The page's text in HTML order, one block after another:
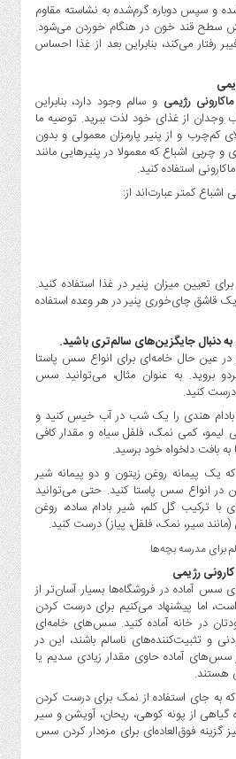
و سپس دوباره گرم‌شده به نشاسته مقاوم
سطح قند خون در هنگام خوردن می‌شود.
رفتار می‌کند، بنابراین بعد از غذا احساس
ماکارونی رژیمی و سالم وجود دارد، بنابراین
وجدان از غذای خود لذت ببرید. توصیه ما
کم‌چرب و از پنیر پارمزان معمولی و بدون
چربی اشباع که معمولا در پنیرهایی مانند
استفاده کنید.
اشباع کمتر عبارت‌اند از:
تعیین میزان پنیر در غذا استفاده کنید.
قاشق چای‌خوری پنیر در هر وعده استفاده
عین حال خامه‌ای برای انواع سس پاستا
بروید. به عنوان مثال، می‌توانید سس
درست کنید.
هندی را یک شب در آب خیس کنید و
لیمو، کمی نمک، فلفل سیاه و مقدار کافی
بافت دلخواه خود برسید.
یک پیمانه روغن زیتون و دو پیمانه شیر
در انواع سس پاستا کنید. حتی می‌توانید
ترکیب گل کلم، شیر بادام ساده، روغن
سیر، نمک، فلفل، پیاز) درست کنید.
آماده در فروشگاه‌ها بسیار آسان‌تر از
اما پیشنهاد می‌کنیم برای درست کردن
در خانه آماده کنید. سس‌های خامه‌ای
و تثبیت‌کننده‌های ناسالم باشند، این در
آماده حاوی مقدار زیادی سدیم یا
هستند.
به جای استفاده از نمک برای درست کردن
از پونه کوهی، ریحان، آویشن و سیر
گزینه فوق‌العاده‌ای برای مزه‌دار کردن سس